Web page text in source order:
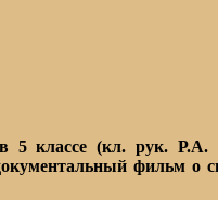
5 классе (кл. рук.
фильм о